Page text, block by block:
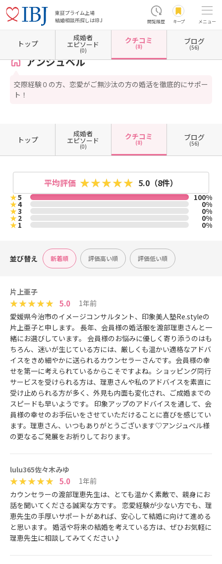
東証プライム上場
結婚相談所探しはIBJ
閲覧履歴 キープ メニュー
ホーム 愛媛県の結婚相談所 愛媛県今治市 アンジュベル クチコミ一覧
アンジュベル
交際経験０の方、恋愛がご無沙汰の方の婚活を徹底的にサポー
ト！
トップ
成婚者
エピソード
(0)
クチコミ
(8)
ブログ
(56)
トップ
成婚者
エピソード
(0)
クチコミ
(8)
ブログ
(56)
平均評価 5.0 （8件）
★5 100%
★4 0%
★3 0%
★2 0%
★1 0%
並び替え 新着順 評価高い順 評価低い順
片上亜子
5.0
1年前
愛媛県今治市のイメージコンサルタント、印象美人塾Re.styleの
片上亜子と申します。 長年、会員様の婚活服を渡部理恵さんと一
緒にお選びしています。 会員様のお悩みに優しく寄り添うのはも
ちろん、迷いが生じている方には、厳しくも温かい適格なアドバ
イスをきめ細やかに送られるカウンセラーさんです。会員様の幸
せを第一に考えられているからこそですよね。ショッピング同行
サービスを受けられる方は、理恵さんや私のアドバイスを素直に
受け止められる方が多く、外見も内面も変化され、ご成婚までの
スピードも早いようです。 印象アップのアドバイスを通して、会
員様の幸せのお手伝いをさせていただけることに喜びを感じてい
ます。理恵さん、いつもありがとうございます♡アンジュベル様
の更なるご発展をお祈りしております。
lulu365佐々木みゆ
5.0
1年前
カウンセラーの渡部理恵先生は、とても温かく素敵で、親身にお
話を聞いてくださる誠実な方です。 恋愛経験が少ない方でも、理
恵先生の手厚いサポートがあれば、安心して結婚に向けて進める
と思います。 婚活や将来の結婚を考えている方は、ぜひお気軽に
理恵先生に相談してみてください♪